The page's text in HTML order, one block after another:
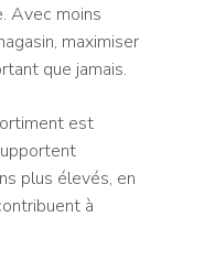
Avec moins
maximiser
que jamais.
est
plus élevés, en
à